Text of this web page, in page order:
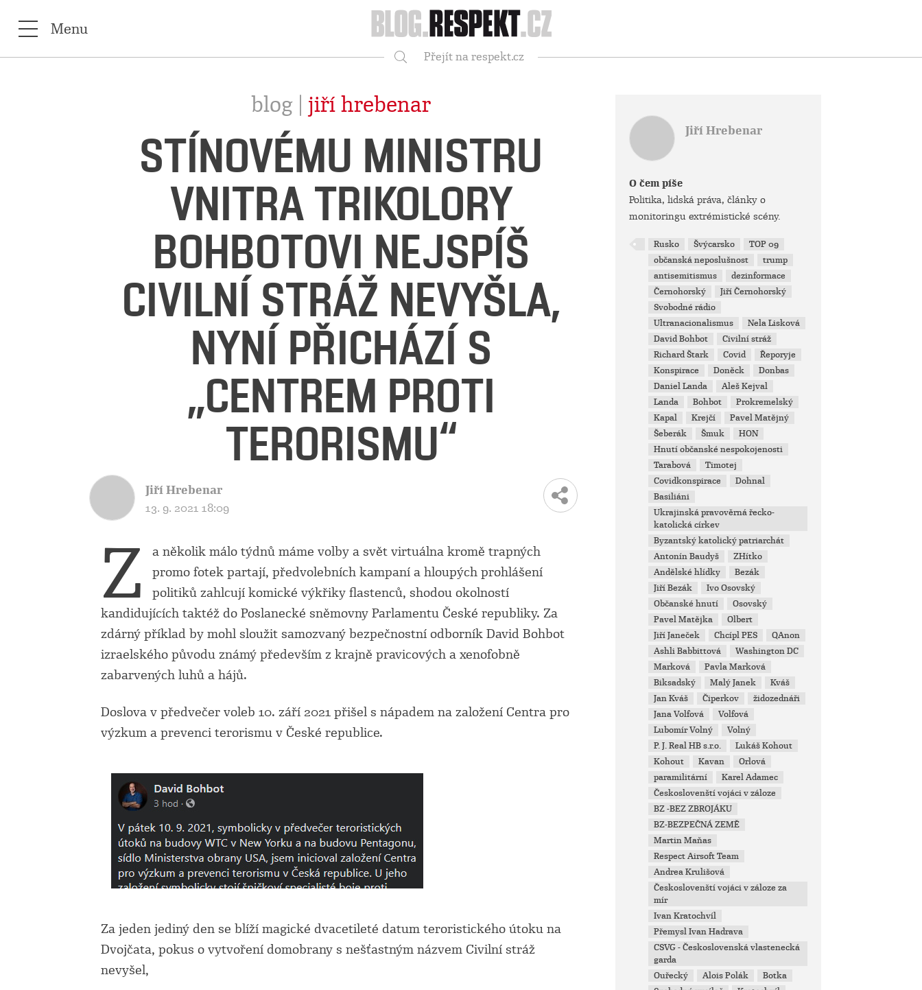
Respekt
Menu
Přejít na respekt.cz
blog | jiří hrebenar
STÍNOVÉMU MINISTRU
VNITRA TRIKOLORY
BOHBOTOVI NEJSPÍŠ
CIVILNÍ STRÁŽ NEVYŠLA,
NYNÍ PŘICHÁZÍ S
„CENTREM PROTI
TERORISMU“
Jiří Hrebenar
13. 9. 2021 18:09
Z
a několik málo týdnů máme volby a svět virtuálna kromě trapných
promo fotek partají, předvolebních kampaní a hloupých prohlášení
politiků zahlcují komické výkřiky flastenců, shodou okolností
kandidujících taktéž do Poslanecké sněmovny Parlamentu České republiky. Za
zdárný příklad by mohl sloužit samozvaný bezpečnostní odborník David Bohbot
izraelského původu známý především z krajně pravicových a xenofobně
zabarvených luhů a hájů.
Doslova v předvečer voleb 10. září 2021 přišel s nápadem na založení Centra pro
výzkum a prevenci terorismu v České republice.
Za jeden jediný den se blíží magické dvacetileté datum teroristického útoku na
Dvojčata, pokus o vytvoření domobrany s nešťastným názvem Civilní stráž
nevyšel,
Jiří Hrebenar
O čem píše
Politika, lidská práva, články o
monitoringu extrémistické scény.
Rusko Švýcarsko
TOP 09
občanská neposlušnost
trump
antisemitismus
dezinformace
Černohorský
Jiří Černohorský
Svobodné rádio
Ultranacionalismus
Nela Lisková
David Bohbot
Civilní stráž
Richard Štark
Covid
Řeporyje
Konspirace
Doněck
Donbas
Daniel Landa
Aleš Kejval
Landa
Bohbot
Prokremelský
Kapal
Krejčí
Pavel Matějný
Šeberák
Šmuk
HON
Hnutí občanské nespokojenosti
Tarabová
Timotej
Covidkonspirace
Dohnal
Basiliáni
Ukrajinská pravověrná řecko-
katolická církev
Byzantský katolický patriarchát
Antonín Baudyš
ZHítko
Andělské hlídky
Bezák
Jiří Bezák
Ivo Osovský
Občanské hnutí
Osovský
Pavel Matějka
Olbert
Jiří Janeček
Chcípl PES
QAnon
Ashli Babbittová
Washington DC
Marková
Pavla Marková
Biksadský
Malý Janek
Kváš
Jan Kváš
Čiperkov
židozednáři
Jana Volfová
Volfová
Lubomír Volný
Volný
P. J. Real HB s.r.o.
Lukáš Kohout
Kohout
Kavan
Orlová
paramilitární
Karel Adamec
Českoslovenští vojáci v záloze
BZ -BEZ ZBROJÁKU
BZ-BEZPEČNÁ ZEMĚ
Martin Maňas
Respect Airsoft Team
Andrea Krulišová
Českoslovenští vojáci v záloze za
mír
Ivan Kratochvíl
Přemysl Ivan Hadrava
CSVG - Československá vlastenecká
garda
Ouřecký
Alois Polák
Botka